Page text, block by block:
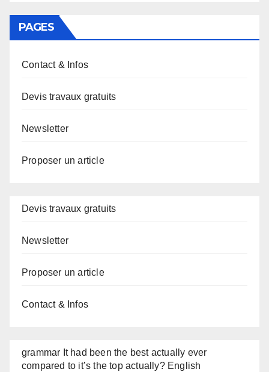
PAGES
Contact & Infos
Devis travaux gratuits
Newsletter
Proposer un article
Devis travaux gratuits
Newsletter
Proposer un article
Contact & Infos
grammar It had been the best actually ever
compared to it’s the top actually? English